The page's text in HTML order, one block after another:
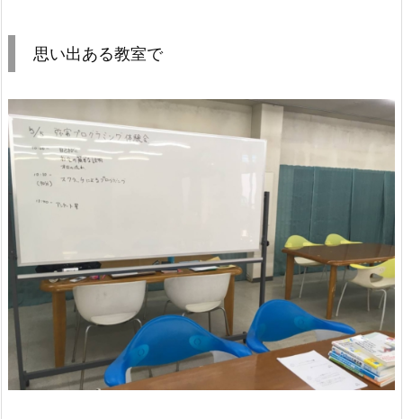
思い出ある教室で